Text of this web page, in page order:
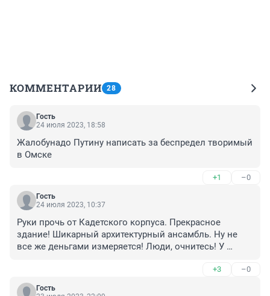
КОММЕНТАРИИ 28
Гость
24 июля 2023, 18:58
Жалобунадо Путину написать за беспредел творимый
в Омске
+1 –0
Гость
24 июля 2023, 10:37
Руки прочь от Кадетского корпуса. Прекрасное
здание! Шикарный архитектурный ансамбль. Ну не
все же деньгами измеряется! Люди, очнитесь! У
карьере. Давайте как-то защитим это место. Но, блин,
даже в акции протеста не выразить свое мнение.
+3 –0
Гость